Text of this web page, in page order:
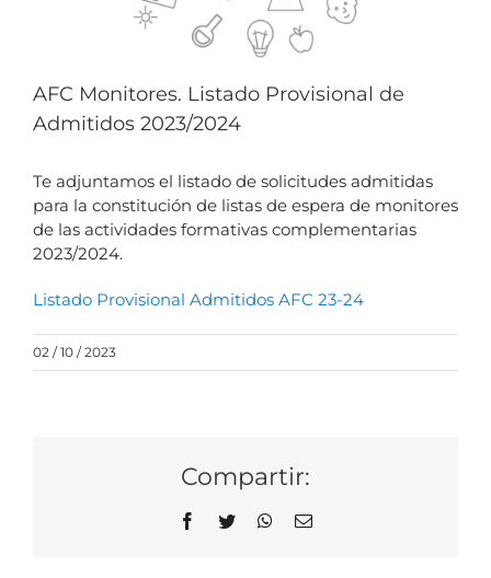
AFC Monitores. Listado Provisional de
Admitidos 2023/2024
Te adjuntamos el listado de solicitudes admitidas
para la constitución de listas de espera de monitores
de las actividades formativas complementarias
2023/2024.
Listado Provisional Admitidos AFC 23-24
02 / 10 / 2023
Compartir:
Facebook
Twitter WhatsApp
Correo